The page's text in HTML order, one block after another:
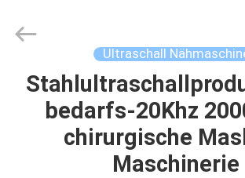
HEIM
PRODUKTE
Co.,Ltd.
Ultraschall
bedarfs-20Khz
chirurgische
Maschinerie